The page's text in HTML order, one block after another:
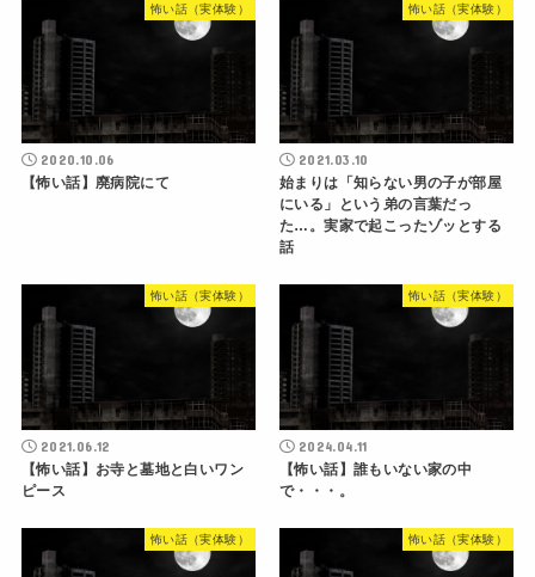
怖い話（実体験）
2020.10.06
【怖い話】廃病院にて
怖い話（実体験）
2021.03.10
始まりは「知らない男の子が部屋
にいる」という弟の言葉だっ
た…。実家で起こったゾッとする
話
怖い話（実体験）
2021.06.12
【怖い話】お寺と墓地と白いワン
ピース
怖い話（実体験）
2024.04.11
【怖い話】誰もいない家の中
で・・・。
怖い話（実体験） 怖い話（実体験）